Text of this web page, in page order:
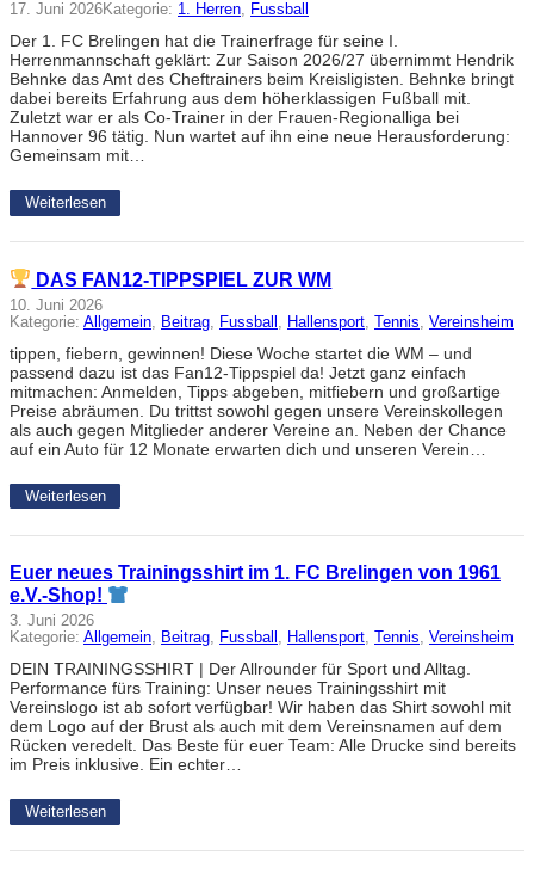
17. Juni 2026Kategorie: 1. Herren, Fussball
Der 1. FC Brelingen hat die Trainerfrage für seine I.
Herrenmannschaft geklärt: Zur Saison 2026/27 übernimmt Hendrik
Behnke das Amt des Cheftrainers beim Kreisligisten. Behnke bringt
dabei bereits Erfahrung aus dem höherklassigen Fußball mit.
Zuletzt war er als Co-Trainer in der Frauen-Regionalliga bei
Hannover 96 tätig. Nun wartet auf ihn eine neue Herausforderung:
Gemeinsam mit…
Weiterlesen
DAS FAN12-TIPPSPIEL ZUR WM
10. Juni 2026
Kategorie: Allgemein, Beitrag, Fussball , Hallensport, Tennis, Vereinsheim
tippen, fiebern, gewinnen! Diese Woche startet die WM – und
passend dazu ist das Fan12-Tippspiel da! Jetzt ganz einfach
mitmachen: Anmelden, Tipps abgeben, mitfiebern und großartige
Preise abräumen. Du trittst sowohl gegen unsere Vereinskollegen
als auch gegen Mitglieder anderer Vereine an. Neben der Chance
auf ein Auto für 12 Monate erwarten dich und unseren Verein…
Weiterlesen
Euer neues Trainingsshirt im 1. FC Brelingen von 1961
e.V.-Shop!
3. Juni 2026
Kategorie: Allgemein, Beitrag, Fussball , Hallensport, Tennis, Vereinsheim
DEIN TRAININGSSHIRT | Der Allrounder für Sport und Alltag.
Performance fürs Training: Unser neues Trainingsshirt mit
Vereinslogo ist ab sofort verfügbar! Wir haben das Shirt sowohl mit
dem Logo auf der Brust als auch mit dem Vereinsnamen auf dem
Rücken veredelt. Das Beste für euer Team: Alle Drucke sind bereits
im Preis inklusive. Ein echter…
Weiterlesen